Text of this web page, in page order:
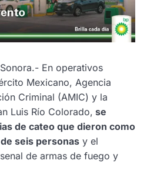
En operativos
Mexicano, Agencia
Criminal (AMIC) y la
Luis Río Colorado, se
de cateo que dieron como
seis personas y el
de armas de fuego y